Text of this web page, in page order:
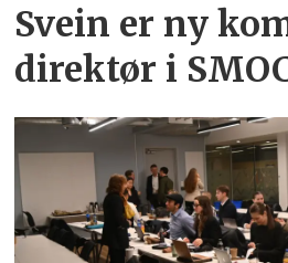
Svein er ny
direktør i